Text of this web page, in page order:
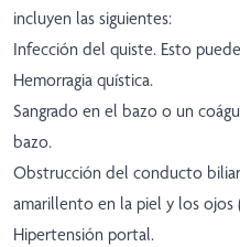
incluyen las siguientes:
Infección del quiste. Esto
Hemorragia quística.
Sangrado en el bazo o un
bazo.
Obstrucción del conducto
amarillento en la piel y los ojos
Hipertensión portal.